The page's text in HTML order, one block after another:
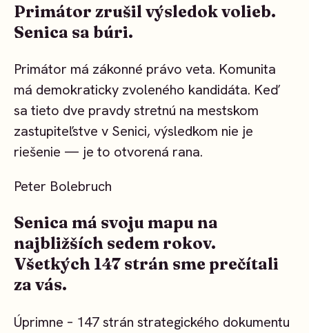
Primátor zrušil výsledok volieb.
Senica sa búri.
Primátor má zákonné právo veta. Komunita
má demokraticky zvoleného kandidáta. Keď
sa tieto dve pravdy stretnú na mestskom
zastupiteľstve v Senici, výsledkom nie je
riešenie — je to otvorená rana.
Peter Bolebruch
Senica má svoju mapu na
najbližších sedem rokov.
Všetkých 147 strán sme prečítali
za vás.
Úprimne – 147 strán strategického dokumentu